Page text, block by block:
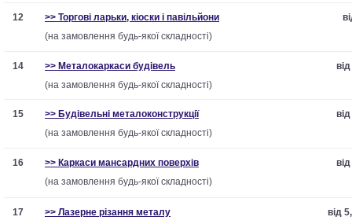
12
>> Торгові ларьки, кіоски і павільйони
(на замовлення будь-якої складності)
14
>> Металокаркаси будівель
(на замовлення будь-якої складності)
15
>> Будівельні металоконструкції
(на замовлення будь-якої складності)
16
>> Каркаси мансардних поверхів
(на замовлення будь-якої складності)
17
>> Лазерне різання металу
від